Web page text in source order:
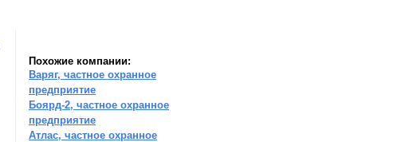
Похожие компании:
Варяг, частное охранное
предприятие
Боярд-2, частное охранное
предприятие
Атлас, частное охранное